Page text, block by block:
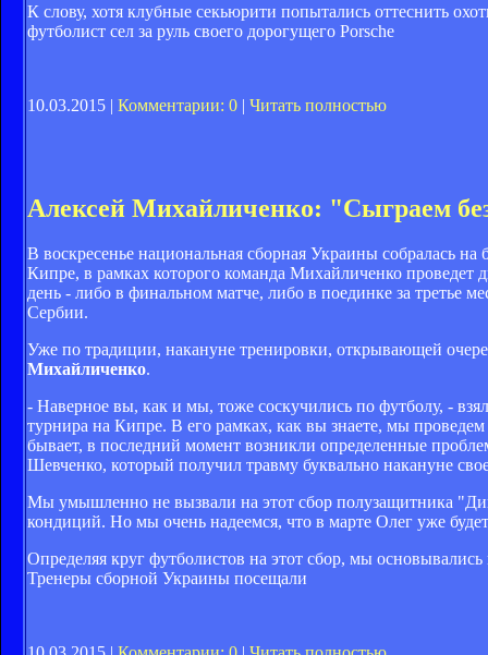
К слову, хотя клубные секьюрити попытались оттеснить
футболист сел за руль своего дорогущего Porsche
10.03.2015 | Комментарии: 0 | Читать полностью
Алексей Михайличенко: "Сыграем
В воскресенье национальная сборная Украины собралась
Кипре, в рамках которого команда Михайличенко проведет
день - либо в финальном матче, либо в поединке за третье
Сербии.
Уже по традиции, накануне тренировки, открывающей
Михайличенко.
- Наверное вы, как и мы, тоже соскучились по футболу, -
турнира на Кипре. В его рамках, как вы знаете, мы
бывает, в последний момент возникли определенные
Шевченко, который получил травму буквально накануне
Мы умышленно не вызвали на этот сбор полузащитника
кондиций. Но мы очень надеемся, что в марте Олег уже
Определяя круг футболистов на этот сбор, мы
Тренеры сборной Украины посещали